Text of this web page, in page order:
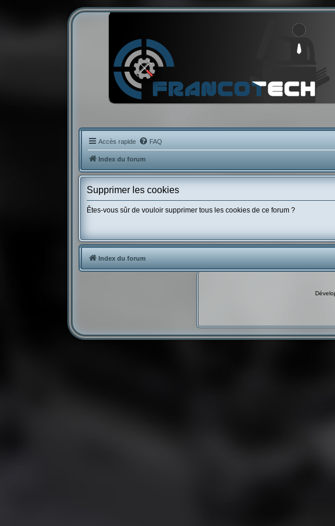
Accès rapide FAQ
Index du forum
Supprimer les cookies
Êtes-vous sûr de vouloir supprimer tous les cookies de ce forum ?
Index du forum